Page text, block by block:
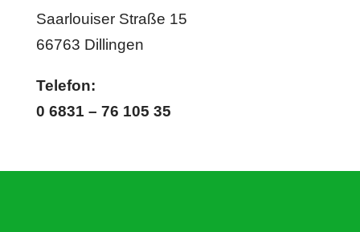
Saarlouiser Straße 15
66763 Dillingen
Telefon:
0 6831 – 76 105 35